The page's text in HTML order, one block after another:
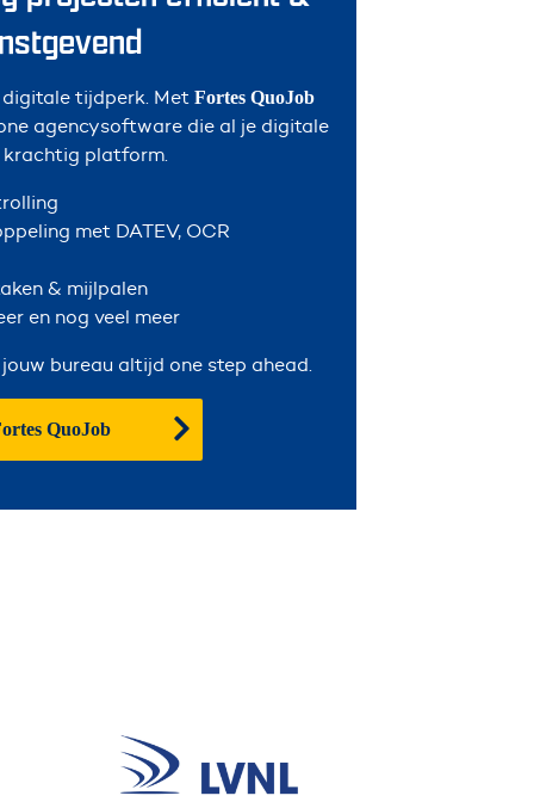
tijdperk. Met Fortes QuoJob
agencysoftware die al je digitale
krachtig platform.
met DATEV, OCR
& mijlpalen
en nog veel meer
bureau altijd one step ahead.
QuoJob